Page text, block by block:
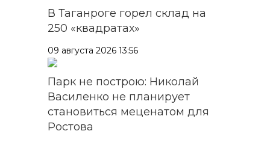
В Таганроге горел склад на
250 «квадратах»
09 августа 2026 13:56
Парк не построю: Николай
Василенко не планирует
становиться меценатом для
Ростова